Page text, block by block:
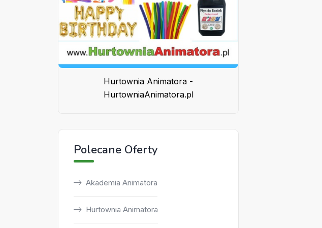
Hurtownia Animatora -
HurtowniaAnimatora.pl
Polecane Oferty
Akademia Animatora
Hurtownia Animatora